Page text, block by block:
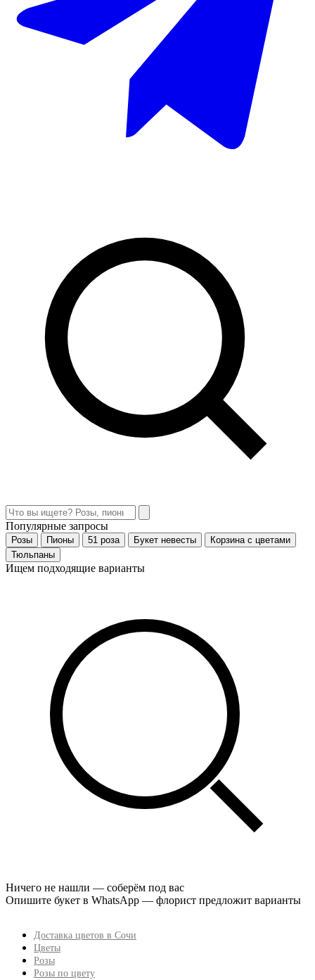
Популярные запросы
Розы Пионы 51 роза Букет невесты
Корзина с цветами
Тюльпаны
Ищем подходящие варианты
Ничего не нашли — соберём под вас
Опишите букет в WhatsApp — флорист предложит варианты
Доставка цветов в Сочи
Цветы
Розы
Розы по цвету